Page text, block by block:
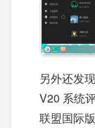
另外还发
V20 系统
联盟国际